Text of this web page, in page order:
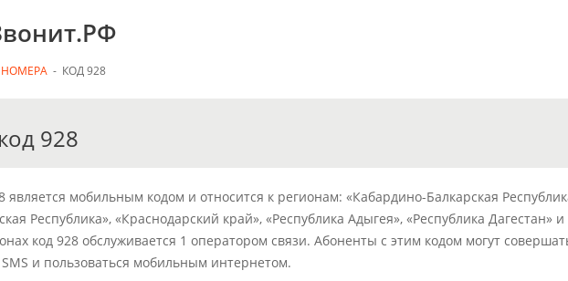
НОМЕРА - КОД 928
928
мобильным кодом и относится к регионам: «Кабардино-Балкарская
Республика», «Краснодарский край», «Республика Адыгея», «Республика Дагестан» и
код 928 обслуживается 1 оператором связи. Абоненты с этим кодом могут
и пользоваться мобильным интернетом.